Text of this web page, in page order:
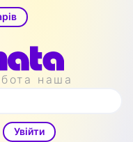
наша
Увійти